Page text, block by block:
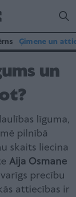
Ģimene un
un
līguma,
pilnībā
skaits liecina
Aija Osmane
precību
attiecības ir